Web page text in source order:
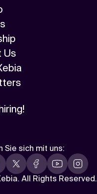
Us
All Rights Reserved.
Sie sich mit uns: